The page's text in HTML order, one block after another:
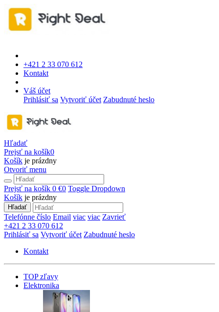
+421 2 33 070 612
Kontakt
Váš účet
Prihlásiť sa Vytvoriť účet Zabudnuté heslo
Hľadať
Prejsť na košík0
Košík je prázdny
Otvoriť menu
Prejsť na košík 0 €0 Toggle Dropdown
Košík je prázdny
Hľadať
Telefónne číslo Email viac viac Zavrieť
+421 2 33 070 612
Prihlásiť sa Vytvoriť účet Zabudnuté heslo
Kontakt
TOP zľavy
Elektronika